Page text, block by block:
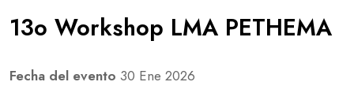
13o Workshop LMA PETHEMA
Fecha del evento 30 Ene 2026